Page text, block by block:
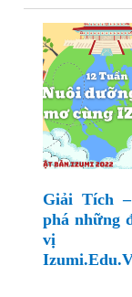
Giải Tích
phá những
vị